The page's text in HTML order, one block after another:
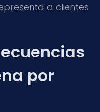
a clientes
por